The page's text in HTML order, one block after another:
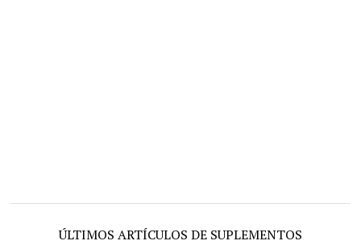
ÚLTIMOS ARTÍCULOS DE SUPLEMENTOS